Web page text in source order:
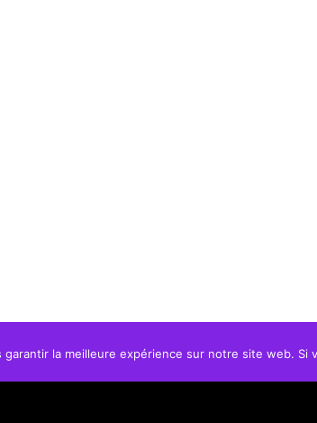
la meilleure expérience sur notre site web.